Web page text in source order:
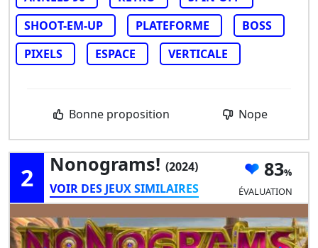
SHOOT-EM-UP
PLATEFORME
BOSS
PIXELS
ESPACE VERTICALE
Bonne proposition Nope
2 Nonograms! (2024)
VOIR DES JEUX SIMILAIRES
83
ÉVALUATION